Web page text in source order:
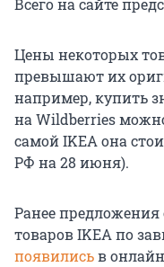
Всего на сайте
Цены некоторых
превышают их
например, купить
на Wildberries
самой IKEA она
РФ на 28 июня).
Ранее
товаров IKEA по
появилисьв